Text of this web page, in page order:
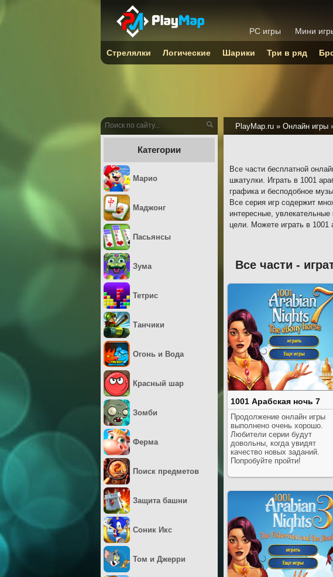
PlayMap.ru » Онлайн игры
Все части бесплатной
шкатулки. Играть в 1001
графика и бесподобное
Все серия игр содержит
интересные,
цели. Можете играть в 1001
Все части -
1001 Арабская ночь 7
Продолжение онлайн игры
выполнено очень хорошо.
Любители серии будут
довольны, когда увидят
качество новых заданий.
Попробуйте пройти!
Категории
Марио
Маджонг
Пасьянсы
Зума
Тетрис
Танчики
Огонь и Вода
Красный шар
Зомби
Ферма
Поиск предметов
Защита башни
Соник Икс
Том и Джерри
PC игры Мини
Стрелялки Логические Шарики Три в ряд